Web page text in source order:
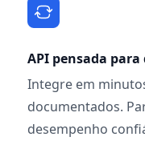
API pensada
Integre em
documentados.
desempenho